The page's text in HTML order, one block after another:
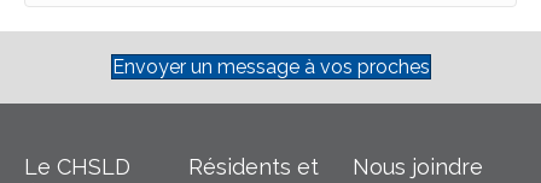
Envoyer un message à vos proches
Le CHSLD
Résidents et
Nous joindre